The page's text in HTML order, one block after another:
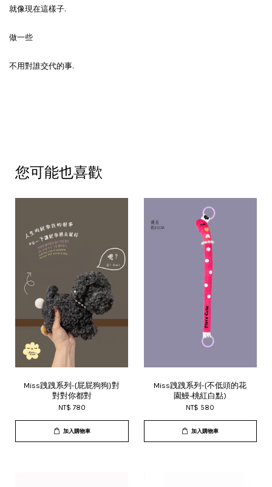
就像現在這樣子.
做一些
不用對誰交代的事.
您可能也喜歡
Miss跩跩系列-{屁屁狗狗}對
對對你都對
NT$ 780
加入購物車
Miss跩跩系列-{不低頭的花
園鰻-桃紅白點)
NT$ 580
加入購物車